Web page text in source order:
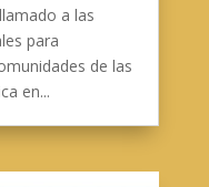
a las
para
de las
en...